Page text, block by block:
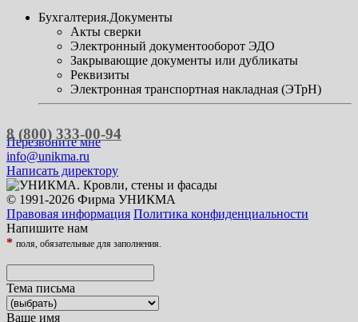
Бухгалтерия.Документы
Акты сверки
Электронный документооборот ЭДО
Закрывающие документы или дубликаты
Реквизиты
Электронная транспортная накладная (ЭТрН)
8 (800) 333-00-94
Перезвоните мне
info@unikma.ru
Написать директору
© 1991-2026 Фирма УНИКМА
Правовая информация Политика конфиденциальности
Напишите нам
* поля, обязательные для заполнения.
Тема письма
Ваше имя